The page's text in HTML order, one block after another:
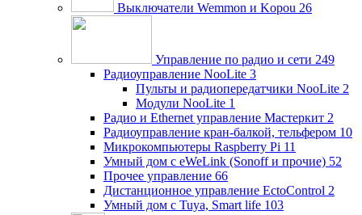
Выключатели Wemmon и Kopou 26
Управление по радио и сети 249
Радиоуправление NooLite 3
Пульты и радиопередатчики NooLite 2
Модули NooLite 1
Радио и Ethernet управление Мастеркит 2
Радиоуправление кран-балкой, тельфером 10
Микрокомпьютеры Raspberry Pi 11
Умный дом c eWeLink (Sonoff и прочие) 52
Прочее управление 66
Дистанционное управление EctoControl 2
Умный дом с Tuya, Smart life 103